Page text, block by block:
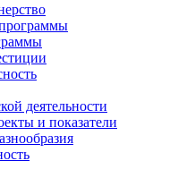
деятельности
и показатели